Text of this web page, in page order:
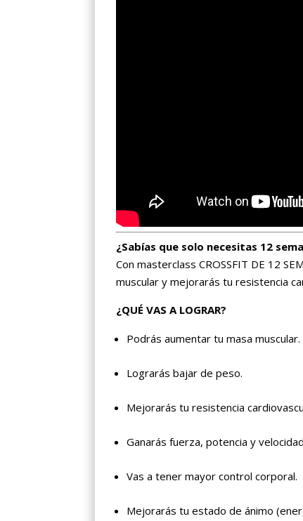
¿Sabías que solo necesitas 12
Con masterclass CROSSFIT DE 12
muscular y mejorarás tu resistencia
¿QUÉ VAS A LOGRAR?
Podrás aumentar tu masa muscular.
Lograrás bajar de peso.
Mejorarás tu resistencia
Ganarás fuerza, potencia y
Vas a tener mayor control corporal.
Mejorarás tu estado de ánimo